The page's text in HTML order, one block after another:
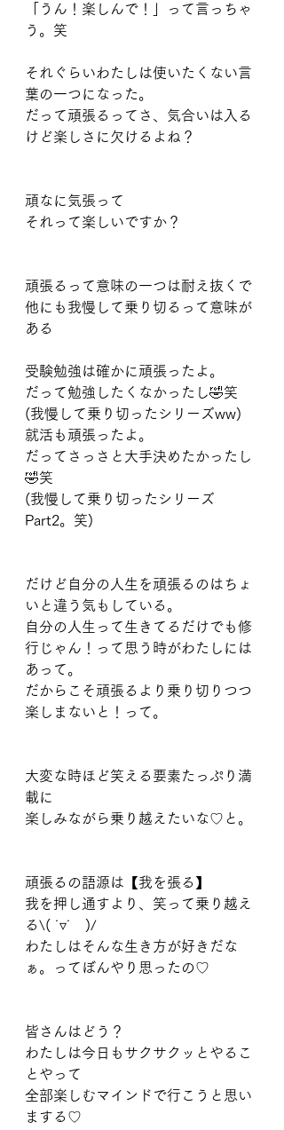
「うん！楽しんで！」って言っちゃ
う。笑
それぐらいわたしは使いたくない言
葉の一つになった。
だって頑張るってさ、気合いは入る
けど楽しさに欠けるよね？
頑なに気張って
それって楽しいですか？
頑張るって意味の一つは耐え抜くで
他にも我慢して乗り切るって意味が
ある
受験勉強は確かに頑張ったよ。
だって勉強したくなかったし🤣笑
(我慢して乗り切ったシリーズww)
就活も頑張ったよ。
だってさっさと大手決めたかったし
🤣笑
(我慢して乗り切ったシリーズ
Part2。笑)
だけど自分の人生を頑張るのはちょ
いと違う気もしている。
自分の人生って生きてるだけでも修
行じゃん！って思う時がわたしには
あって。
だからこそ頑張るより乗り切りつつ
楽しまないと！って。
大変な時ほど笑える要素たっぷり満
載に
楽しみながら乗り越えたいな♡と。
頑張るの語源は【我を張る】
我を押し通すより、笑って乗り越え
る\( ˙▿˙　)/
わたしはそんな生き方が好きだな
ぁ。ってぼんやり思ったの♡
皆さんはどう？
わたしは今日もサクサクッとやるこ
とやって
全部楽しむマインドで行こうと思い
まする♡